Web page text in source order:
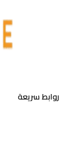
سريعة